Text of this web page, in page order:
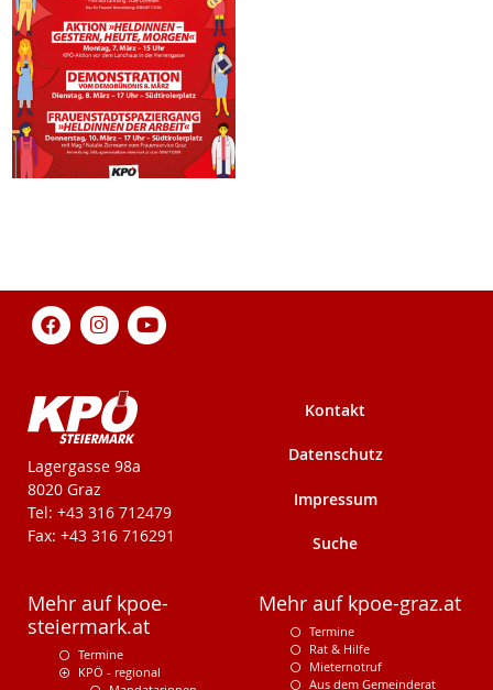
KPÖ-Steiermark
Lagergasse 98a
8020 Graz
Tel: +43 316 712479
Fax: +43 316 716291
Kontakt
Datenschutz
Impressum
Suche
Mehr auf kpoe-
steiermark.at
Termine
KPÖ - regional
Mehr auf kpoe-graz.at
Termine
Rat & Hilfe
Mieternotruf
Aus dem Gemeinderat